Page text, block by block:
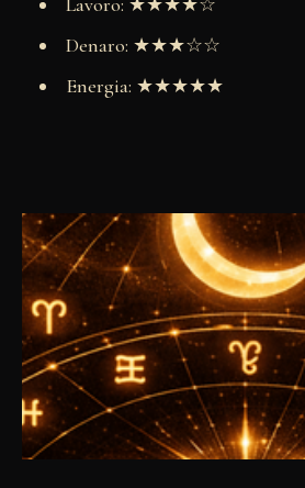
Denaro: ★★★☆☆
Energia: ★★★★★